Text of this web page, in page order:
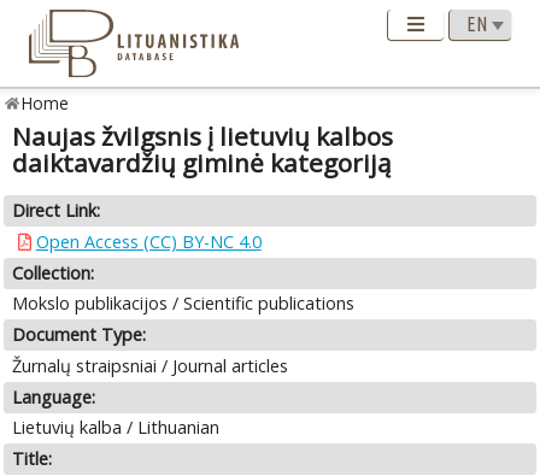
Home
Naujas žvilgsnis į lietuvių kalbos
daiktavardžių giminė kategoriją
Direct Link:
Open Access (CC) BY-NC 4.0
Collection:
Mokslo publikacijos / Scientific publications
Document Type:
Žurnalų straipsniai / Journal articles
Language:
Lietuvių kalba / Lithuanian
Title: